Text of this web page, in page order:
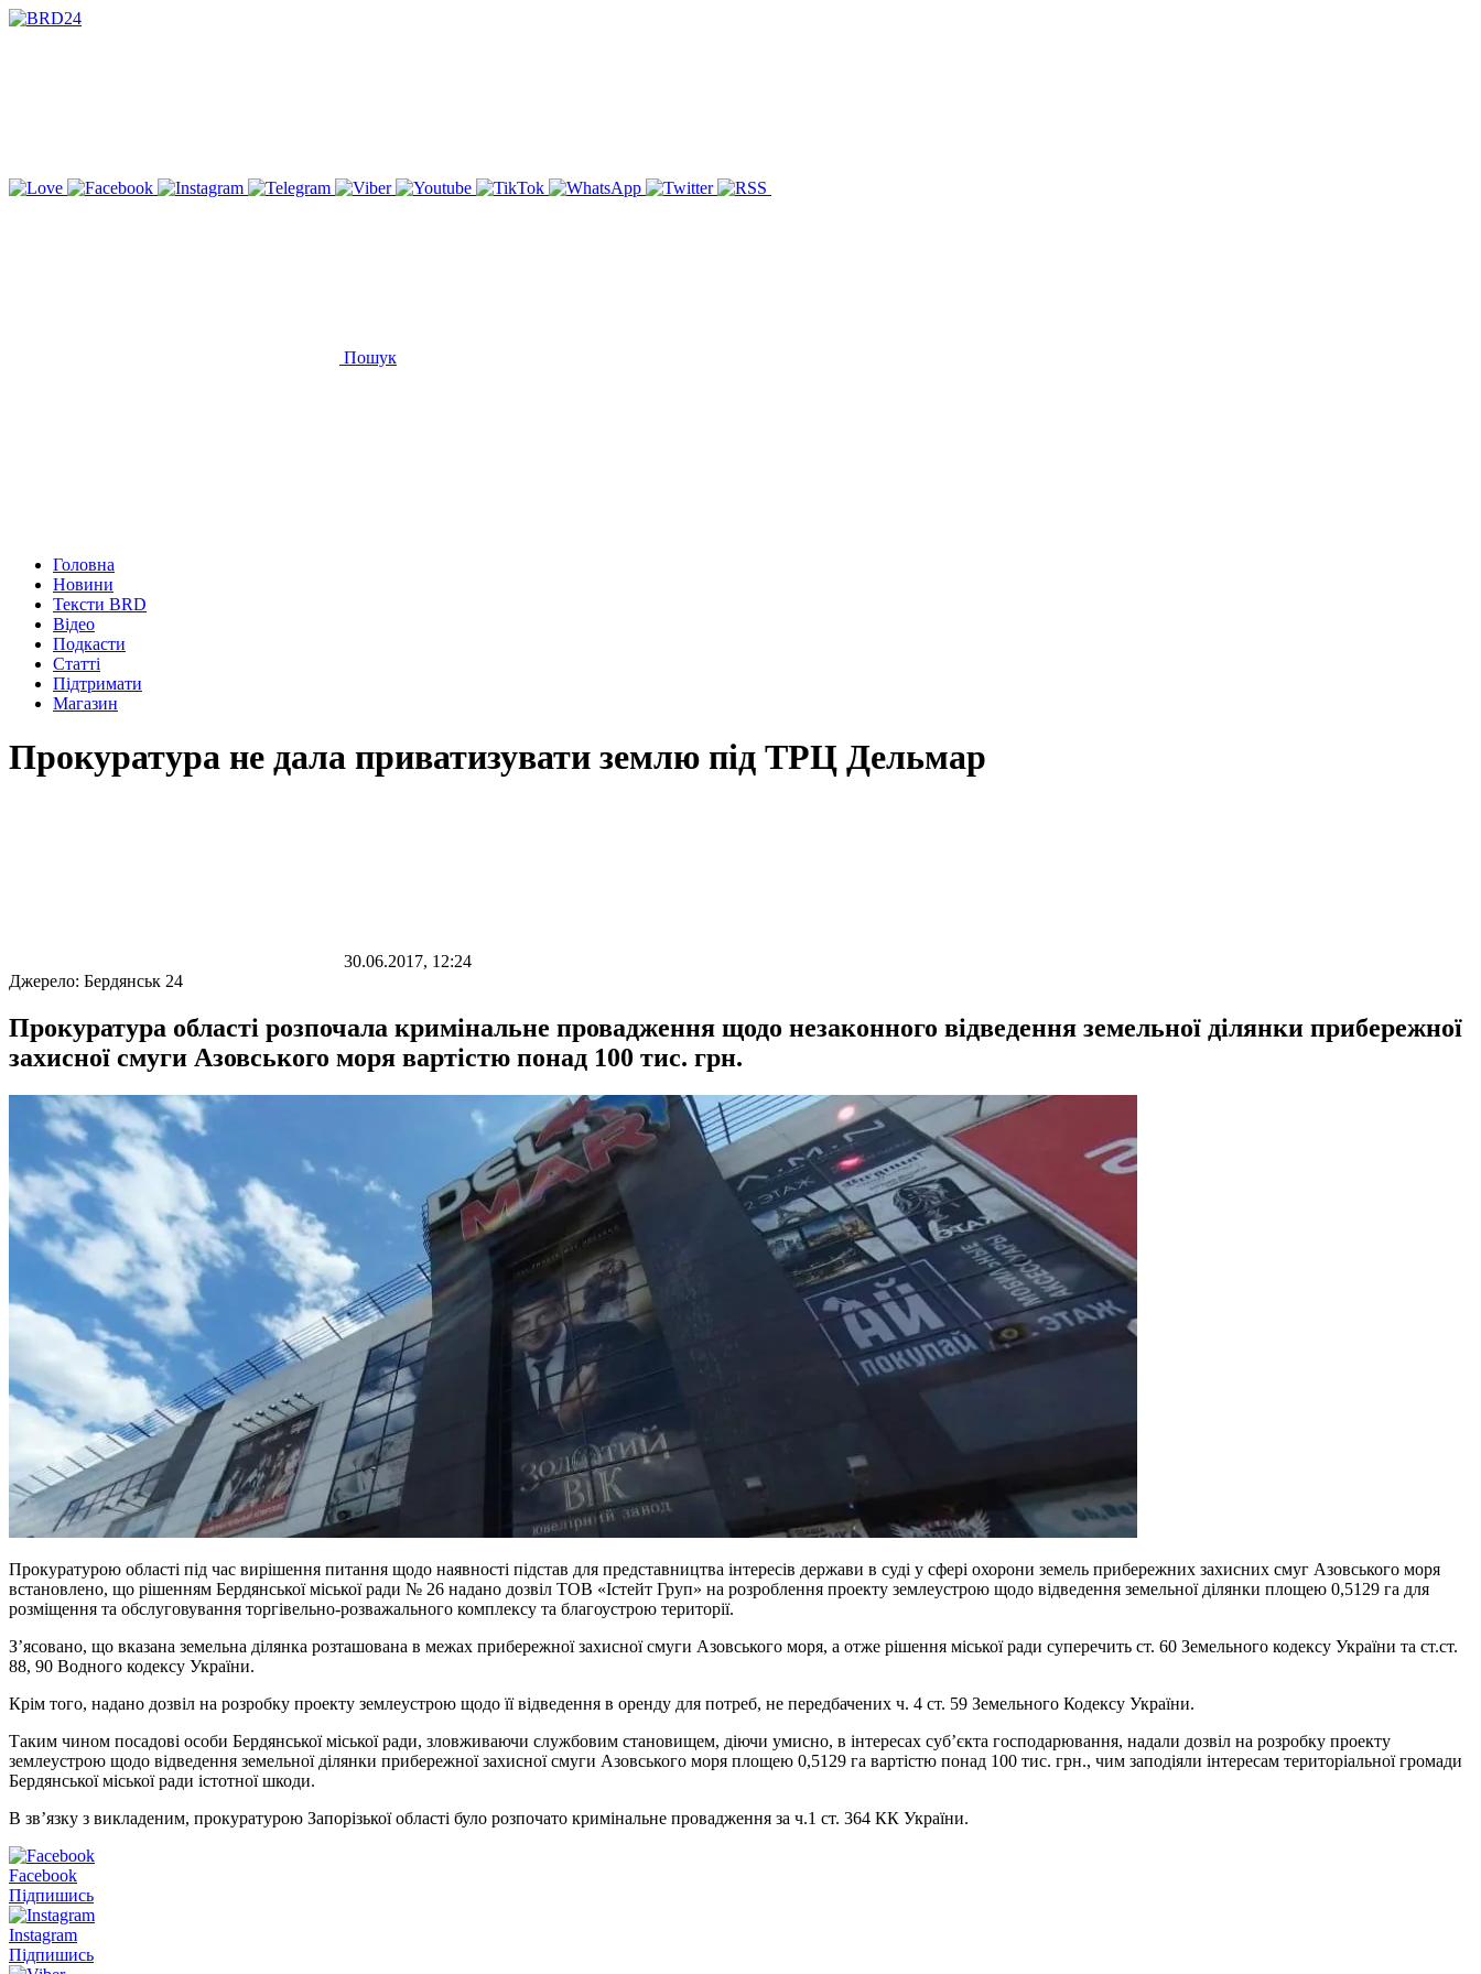
Пошук
Головна
Новини
Тексти BRD
Відео
Подкасти
Статті
Підтримати
Магазин
Прокуратура не дала приватизувати землю під ТРЦ Дельмар
30.06.2017, 12:24
Джерело: Бердянськ 24
Прокуратура області розпочала кримінальне провадження щодо незаконного відведення земельної ділянки прибережної
захисної смуги Азовського моря вартістю понад 100 тис. грн.
Прокуратурою області під час вирішення питання щодо наявності підстав для представництва інтересів держави в суді у сфері охорони земель прибережних захисних смуг Азовського моря
встановлено, що рішенням Бердянської міської ради № 26 надано дозвіл ТОВ «Істейт Груп» на розроблення проекту землеустрою щодо відведення земельної ділянки площею 0,5129 га для
розміщення та обслуговування торгівельно-розважального комплексу та благоустрою території.
З’ясовано, що вказана земельна ділянка розташована в межах прибережної захисної смуги Азовського моря, а отже рішення міської ради суперечить ст. 60 Земельного кодексу України та ст.ст.
88, 90 Водного кодексу України.
Крім того, надано дозвіл на розробку проекту землеустрою щодо її відведення в оренду для потреб, не передбачених ч. 4 ст. 59 Земельного Кодексу України.
Таким чином посадові особи Бердянської міської ради, зловживаючи службовим становищем, діючи умисно, в інтересах суб’єкта господарювання, надали дозвіл на розробку проекту
землеустрою щодо відведення земельної ділянки прибережної захисної смуги Азовського моря площею 0,5129 га вартістю понад 100 тис. грн., чим заподіяли інтересам територіальної громади
Бердянської міської ради істотної шкоди.
В зв’язку з викладеним, прокуратурою Запорізької області було розпочато кримінальне провадження за ч.1 ст. 364 КК України.
Facebook
Підпишись
Instagram
Підпишись